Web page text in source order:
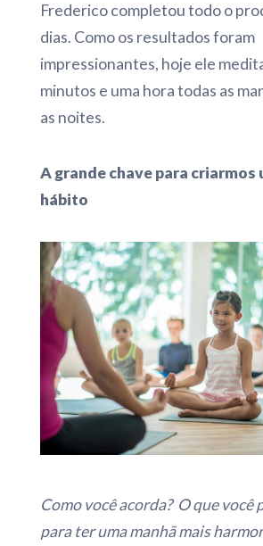
Frederico completou todo o
dias. Como os resultados foram
impressionantes, hoje ele
minutos e uma hora todas as
as noites.
A grande chave para criarmos
hábito
Como você acorda? O que você
para ter uma manhã mais